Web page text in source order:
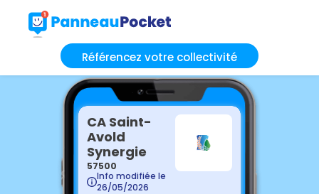
Référencez votre collectivité
CA Saint-
Avold
Synergie
57500
Info modifiée le
26/05/2026